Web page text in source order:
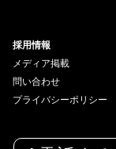
採用情報
メディア掲載
問い合わせ
プライバシーポリシー